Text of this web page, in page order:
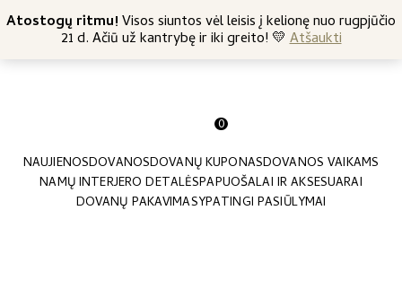
Atostogų ritmu!Visos siuntos vėl leisis į kelionę nuo rugpjūčio
21 d. Ačiū už kantrybę ir iki greito! 💛Atšaukti
Nemokamas siuntimas nuo 45 Eur +370 682 57369
0
NAUJIENOSDOVANOSDOVANŲ KUPONASDOVANOS VAIKAMS
NAMŲ INTERJERO DETALĖSPAPUOŠALAI IR AKSESUARAI
DOVANŲ PAKAVIMASYPATINGI PASIŪLYMAI